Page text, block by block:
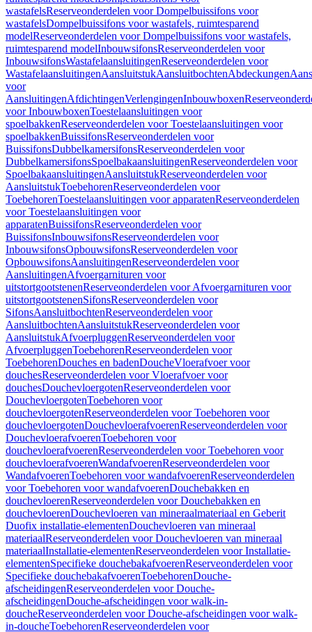
wastafelsReserveonderdelen voor Dompelbuissifons voor
wastafelsDompelbuissifons voor wastafels, ruimtesparend
modelReserveonderdelen voor Dompelbuissifons voor wastafels,
ruimtesparend modelInbouwsifonsReserveonderdelen voor
InbouwsifonsWastafelaansluitingenReserveonderdelen voor
WastafelaansluitingenAansluitstukAansluitbochtenAbdeckungen
voor
AansluitingenAfdichtingenVerlengingenInbouwboxen
voor InbouwboxenToestelaansluitingen voor
spoelbakkenReserveonderdelen voor Toestelaansluitingen voor
spoelbakkenBuissifonsReserveonderdelen voor
BuissifonsDubbelkamersifonsReserveonderdelen voor
DubbelkamersifonsSpoelbakaansluitingenReserveonderdelen voor
SpoelbakaansluitingenAansluitstukReserveonderdelen voor
AansluitstukToebehorenReserveonderdelen voor
ToebehorenToestelaansluitingen voor apparatenReserveonderdelen
voor Toestelaansluitingen voor
apparatenBuissifonsReserveonderdelen voor
BuissifonsInbouwsifonsReserveonderdelen voor
InbouwsifonsOpbouwsifonsReserveonderdelen voor
OpbouwsifonsAansluitingenReserveonderdelen voor
AansluitingenAfvoergarnituren voor
uitstortgootstenenReserveonderdelen voor Afvoergarnituren voor
uitstortgootstenenSifonsReserveonderdelen voor
SifonsAansluitbochtenReserveonderdelen voor
AansluitbochtenAansluitstukReserveonderdelen voor
AansluitstukAfvoerpluggenReserveonderdelen voor
AfvoerpluggenToebehorenReserveonderdelen voor
ToebehorenDouches en badenDoucheVloerafvoer voor
douchesReserveonderdelen voor Vloerafvoer voor
douchesDouchevloergotenReserveonderdelen voor
DouchevloergotenToebehoren voor
douchevloergotenReserveonderdelen voor Toebehoren voor
douchevloergotenDouchevloerafvoerenReserveonderdelen voor
DouchevloerafvoerenToebehoren voor
douchevloerafvoerenReserveonderdelen voor Toebehoren voor
douchevloerafvoerenWandafvoerenReserveonderdelen voor
WandafvoerenToebehoren voor wandafvoerenReserveonderdelen
voor Toebehoren voor wandafvoerenDouchebakken en
douchevloerenReserveonderdelen voor Douchebakken en
douchevloerenDouchevloeren van mineraalmateriaal en Geberit
Duofix installatie-elementenDouchevloeren van mineraal
materiaalReserveonderdelen voor Douchevloeren van mineraal
materiaalInstallatie-elementenReserveonderdelen voor Installatie-
elementenSpecifieke douchebakafvoerenReserveonderdelen voor
Specifieke douchebakafvoerenToebehorenDouche-
afscheidingenReserveonderdelen voor Douche-
afscheidingenDouche-afscheidingen voor walk-in-
doucheReserveonderdelen voor Douche-afscheidingen voor walk-
in-doucheToebehorenReserveonderdelen voor